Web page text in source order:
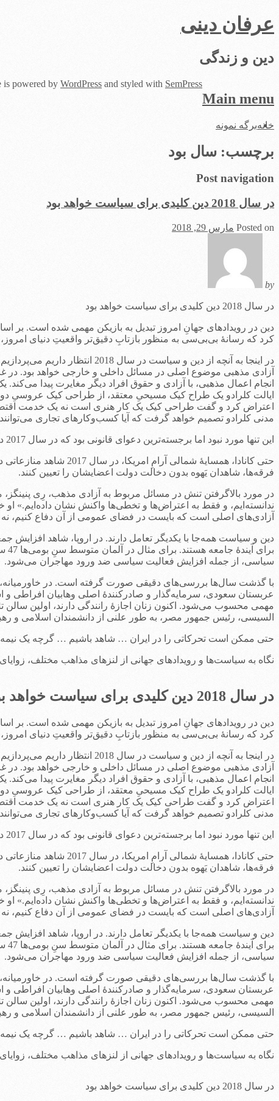
عرفان دینی
دین و زندگی
Main menu
Skip
خانهبرگه نمونه
برچسب: سال بود
Post navigation
در سال 2018 دین کلیدی برای سیاست‌ خواهد بود
Posted on مارس 29, 2018
by
در سال 2018 دین کلیدی برای سیاست‌ خواهد بود
دین در رویدادهای جهانِ امروز تبدیل به بازیکن مهمی شده است. بر
کرد که رسانۀ بی‌بی‌سی به منظور بازتابِ دقیق‌تر واقعیتِ دنیای
در اینجا به آنچه از دین و سیاست در سال 2018 انتظار داریم می‌پردازیم.
آزادی مذهبی موضوع اصلی در مسائل داخلی و خارجی خواهد بود.
انجام اعمال مذهبی، با آزادی و حقوق افراد دیگر مغایرت پیدا
ایالت کلرادو یک طراح کیک مسیحیِ معتقد، از طراحی کیک عروسیِ دو
اعتراض کرد و گفت طراحی کیک یک کار هنری است نه یک خدمت
مدنی کلرادو تصمیم خواهد گرفت که آیا کسب‌وکارهای تجاری
این تنها مورد نبود اما برجسته‌ترین دعوای قانونی بود که در سال 2017 درگرفت، مشاجرات مربوط به مسائل پیشگیری از بارداری و سقط جنین نیز ادامه دارد.
حتی کانادا، همسایۀ
فرقه‌ها، شاهدان یَهوه بدون دخالت دولت اعضایشان را تعیین کنند.
در مورد بالاگرفتن تنش در مسائل مربوط به آزادی مذهب، رِی
ندانسته‌ایم، و فقط به اعتراض‌ها و تخطی‌ها واکنش نشان داده‌ایم.» او
آزادی‌های اصلی است که بایست در فضای عمومی از آن دفاع کنیم، نه
دین و سیاست همه‌جا با یکدیگر تعامل دارند. در اروپا، شاهد
سیاسی، از جمله افزایش فعالیت سیاسی ضد ورود مهاجران می‌شود.
با گذشت سال‌ها بررسی‌های دقیقی صورت گرفته است. در خاورمیانه،
عربستان سعودی، سرمایه‌گذار و صادرکنندۀ اصلی وهابیان
مهمی محسوب می‌شود. اکنون زنان اجازۀ رانندگی دارند، اولین
السیسی، رئیس جمهور مصر، به طور علنی از دانشمندان اسلامی و
حتی ممکن است تحرکاتی را در ایران … شاهد باشیم … گرچه یک
نگاه به سیاست‌ها و رویدادهای جهانی از لنزهای مذاهب مختلف، زوایای معناداری از وضعیت بشر در سال 2018 را به ما
در سال 2018 دین کلیدی برای سیاست‌ خواهد بود
دین در رویدادهای جهانِ امروز تبدیل به بازیکن مهمی شده است. بر
کرد که رسانۀ بی‌بی‌سی به منظور بازتابِ دقیق‌تر واقعیتِ دنیای
در اینجا به آنچه از دین و سیاست در سال 2018 انتظار داریم می‌پردازیم.
آزادی مذهبی موضوع اصلی در مسائل داخلی و خارجی خواهد بود.
انجام اعمال مذهبی، با آزادی و حقوق افراد دیگر مغایرت پیدا
ایالت کلرادو یک طراح کیک مسیحیِ معتقد، از طراحی کیک عروسیِ دو
اعتراض کرد و گفت طراحی کیک یک کار هنری است نه یک خدمت
مدنی کلرادو تصمیم خواهد گرفت که آیا کسب‌وکارهای تجاری
این تنها مورد نبود اما برجسته‌ترین دعوای قانونی بود که در سال 2017 درگرفت، مشاجرات مربوط به مسائل پیشگیری از بارداری و سقط جنین نیز ادامه دارد.
حتی کانادا، همسایۀ
فرقه‌ها، شاهدان یَهوه بدون دخالت دولت اعضایشان را تعیین کنند.
در مورد بالاگرفتن تنش در مسائل مربوط به آزادی مذهب، رِی
ندانسته‌ایم، و فقط به اعتراض‌ها و تخطی‌ها واکنش نشان داده‌ایم.» او
آزادی‌های اصلی است که بایست در فضای عمومی از آن دفاع کنیم، نه
دین و سیاست همه‌جا با یکدیگر تعامل دارند. در اروپا، شاهد
سیاسی، از جمله افزایش فعالیت سیاسی ضد ورود مهاجران می‌شود.
با گذشت سال‌ها بررسی‌های دقیقی صورت گرفته است. در خاورمیانه،
عربستان سعودی، سرمایه‌گذار و صادرکنندۀ اصلی وهابیان
مهمی محسوب می‌شود. اکنون زنان اجازۀ رانندگی دارند، اولین
السیسی، رئیس جمهور مصر، به طور علنی از دانشمندان اسلامی و
حتی ممکن است تحرکاتی را در ایران … شاهد باشیم … گرچه یک
نگاه به سیاست‌ها و رویدادهای جهانی از لنزهای مذاهب مختلف، زوایای معناداری از وضعیت بشر در سال 2018 را به ما
در سال 2018 دین کلیدی برای سیاست‌ خواهد بود
is powered by WordPress and styled with SemPress